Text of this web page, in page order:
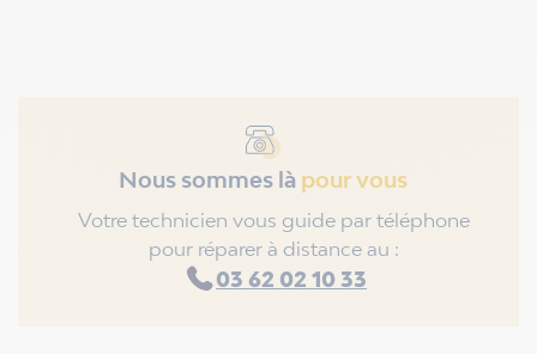
Nous sommes là pour vous
Votre technicien vous guide par téléphone
pour réparer à distance au :
03 62 02 10 33